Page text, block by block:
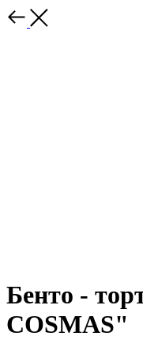
Бенто -
COSMAS"